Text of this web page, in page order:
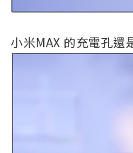
小米MAX 的充電孔還